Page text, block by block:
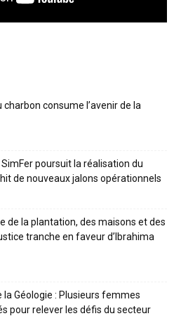
charbon consume l’avenir de la
poursuit la réalisation du
de nouveaux jalons opérationnels
de la plantation, des maisons et des
tranche en faveur d’Ibrahima
Géologie : Plusieurs femmes
pour relever les défis du secteur